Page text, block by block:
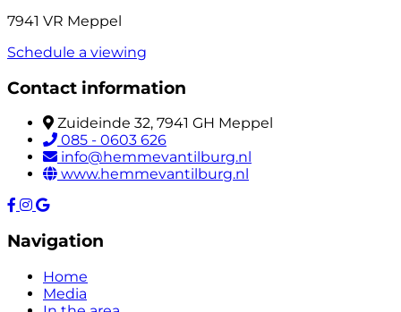
7941 VR Meppel
Schedule a viewing
Contact information
Zuideinde 32, 7941 GH Meppel
085 - 0603 626
info@hemmevantilburg.nl
www.hemmevantilburg.nl
Navigation
Home
Media